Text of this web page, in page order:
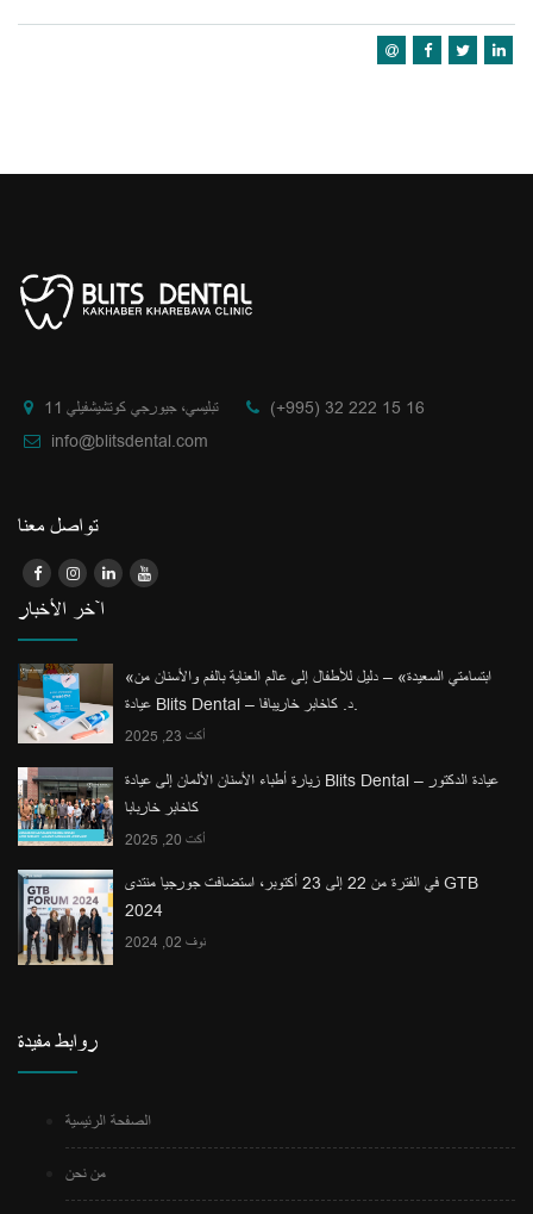
تبليسي، جيورجي كوتشيشفيلي 11
(+995) 32 222 15 16
info@blitsdental.com
تواصل معنا
آخر الأخبار
«ابتسامتي السعيدة» – دليل للأطفال إلى عالم العناية بالفم والأسنان من
عيادة Blits Dental – د. كاخابر خاريبافا.
أكت 23, 2025
زيارة أطباء الأسنان الألمان إلى عيادة Blits Dental – عيادة الدكتور
كاخابر خاربابا
أكت 20, 2025
في الفترة من 22 إلى 23 أكتوبر، استضافت جورجيا منتدى GTB
2024
نوف 02, 2024
روابط مفيدة
الصفحة الرئيسية
من نحن